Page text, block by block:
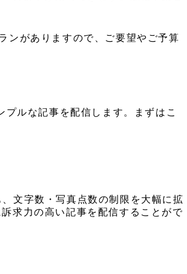
ンがありますので、ご要望やご予算
ルな記事を配信します。まずはこ
文字数・写真点数の制限を大幅に拡
求力の高い記事を配信することがで